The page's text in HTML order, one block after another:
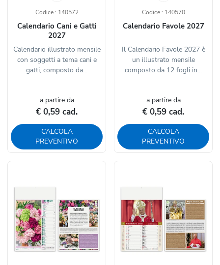
Codice : 140572
Calendario Cani e Gatti
2027
Calendario illustrato mensile
con soggetti a tema cani e
gatti, composto da...
a partire da
€ 0,59 cad.
CALCOLA
PREVENTIVO
Codice : 140570
Calendario Favole 2027
Il Calendario Favole 2027 è
un illustrato mensile
composto da 12 fogli in...
a partire da
€ 0,59 cad.
CALCOLA
PREVENTIVO